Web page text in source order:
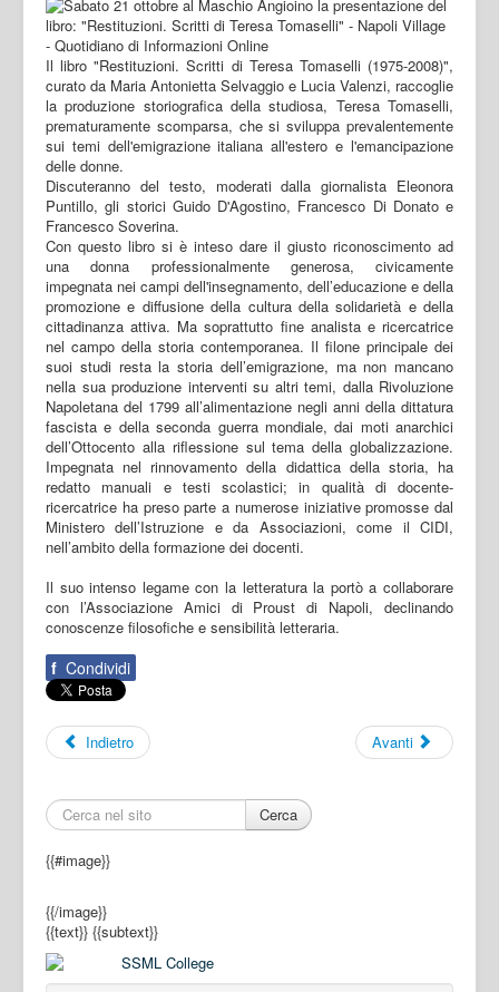
Il libro "Restituzioni. Scritti di Teresa Tomaselli (1975-2008)",
curato da Maria Antonietta Selvaggio e Lucia Valenzi, raccoglie
la produzione storiografica della studiosa, Teresa Tomaselli,
prematuramente scomparsa, che si sviluppa prevalentemente
sui temi dell'emigrazione italiana all'estero e l'emancipazione
delle donne.
Discuteranno del testo, moderati dalla giornalista Eleonora
Puntillo, gli storici Guido D'Agostino, Francesco Di Donato e
Francesco Soverina.
Con questo libro si è inteso dare il giusto riconoscimento ad
una donna professionalmente generosa, civicamente
impegnata nei campi dell'insegnamento, dell’educazione e della
promozione e diffusione della cultura della solidarietà e della
cittadinanza attiva. Ma soprattutto fine analista e ricercatrice
nel campo della storia contemporanea. Il filone principale dei
suoi studi resta la storia dell’emigrazione, ma non mancano
nella sua produzione interventi su altri temi, dalla Rivoluzione
Napoletana del 1799 all’alimentazione negli anni della dittatura
fascista e della seconda guerra mondiale, dai moti anarchici
dell’Ottocento alla riflessione sul tema della globalizzazione.
Impegnata nel rinnovamento della didattica della storia, ha
redatto manuali e testi scolastici; in qualità di docente-
ricercatrice ha preso parte a numerose iniziative promosse dal
Ministero dell’Istruzione e da Associazioni, come il CIDI,
nell’ambito della formazione dei docenti.
Il suo intenso legame con la letteratura la portò a collaborare
con l’Associazione Amici di Proust di Napoli, declinando
conoscenze filosofiche e sensibilità letteraria.
f Condividi
Indietro Avanti
Cerca
{{#image}}
{{/image}}
{{text}} {{subtext}}